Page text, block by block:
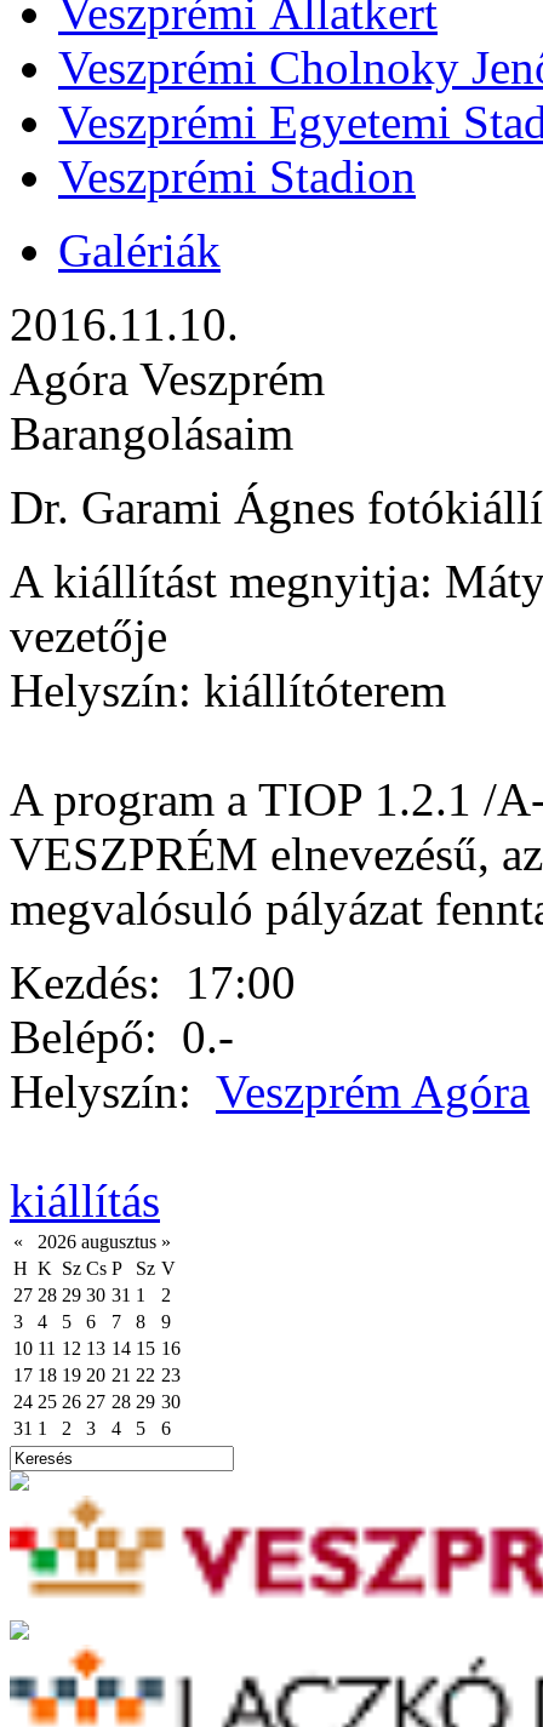
Veszprémi Állatkert
Veszprémi Cholnoky
Veszprémi Egyetemi
Veszprémi Stadion
Galériák
2016.11.10.
Agóra Veszprém
Barangolásaim
Dr. Garami Ágnes
A kiállítást megnyitja:
vezetője
Helyszín: kiállítóterem
A program a TIOP 1.2.1 /
VESZPRÉM elnevezésű,
megvalósuló pályázat
Kezdés: 17:00
Belépő: 0.-
Helyszín: Veszprém Agóra
kiállítás
« 2026 augusztus »
H K Sz Cs P Sz V
27 28 29 30 31 1
2
3
4 5 6 7 8
9
10 11 12 13 14 15 16
17 18 19 20 21 22 23
24 25 26 27 28 29 30
31 1 2 3 4 5 6